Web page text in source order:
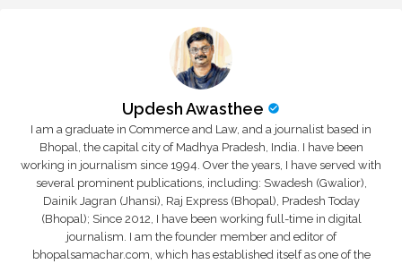
Updesh Awasthee
I am a graduate in Commerce and Law, and a journalist based in
Bhopal, the capital city of Madhya Pradesh, India. I have been
working in journalism since 1994. Over the years, I have served with
several prominent publications, including: Swadesh (Gwalior),
Dainik Jagran (Jhansi), Raj Express (Bhopal), Pradesh Today
(Bhopal); Since 2012, I have been working full-time in digital
journalism. I am the founder member and editor of
bhopalsamachar.com, which has established itself as one of the